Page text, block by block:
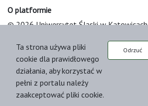
O platformie
© 2026 Uniwersytet Śląski w Katowicach
Platform & Workflow by OJS/PKP
Ta strona używa pliki
cookie dla prawidłowego
działania, aby korzystać w
pełni z portalu należy
zaakceptować pliki cookie.
Odrzuć